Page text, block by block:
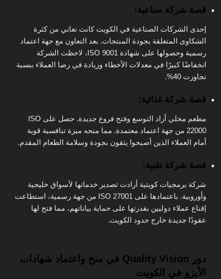
قصة شركة صناعية :
إحدى الشركات الصناعية في الكويت كانت تعاني من كثرة
الشكاوى المتعلقة بجودة المنتجات. بعد التعاون مع جهة اعتماد
رسمية وحصولها على شهادة ISO 9001، لاحظت الشركة
انخفاضًا كبيرًا في معدلات الأخطاء وزيادة في رضا العملاء بنسبة
تجاوزت 40%.
قصة شركة غذائية :
مطعم محلي أراد التوسع وفتح فروع جديدة. حصل على ISO
22000 من جهة اعتماد معتمدة. مما منحه ميزة تنافسية قوية
أمام العملاء الذين أصبحوا يثقون بجودة وسلامة الطعام المقدم.
قصة شركة تقنية :
شركة برمجيات كويتية أرادت تصدير خدماتها لأسواق خليجية
وأوروبية. باعتمادها على ISO 27001 من جهة رسمية، استطاعت
إقناع عملاء دوليين بقدرتها على حماية بياناتهم، مما فتح لها
عقودًا جديدة خارج حدود الكويت.
دور Quality Vision في منح واعتماد شهادات
الأيزو في الكويت